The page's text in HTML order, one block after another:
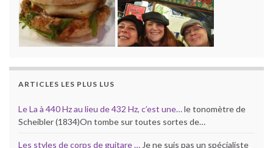
ARTICLES LES PLUS LUS
Le La à 440 Hz au lieu de 432 Hz, c’est une…le tonomètre de
Scheibler (1834)On tombe sur toutes sortes de…
Les styles de corps de guitare … Je ne suis pas un spécialiste